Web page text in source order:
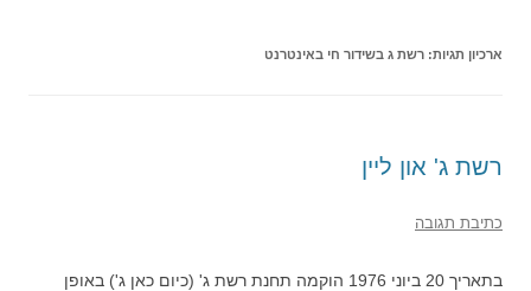
ארכיון תגיות: רשת ג בשידור חי באינטרנט
רשת ג' און ליין
כתיבת תגובה
בתאריך 20 ביוני 1976 הוקמה תחנת רשת ג' (כיום כאן ג') באופן